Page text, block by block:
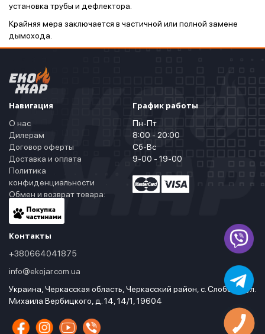
установка трубы и дефлектора.
Крайняя мера заключается в частичной или полной замене
дымохода.
Навигация
О нас
Дилерам
Договор оферты
Доставка и оплата
Политика
конфиденциальности
Обмен и возврат товара:
График работы
Пн-Пт
8:00 - 20:00
Сб-Вс
9-00 - 19-00
Контакты
+380664041875
info@ekojar.com.ua
Украина, Черкасская область, Черкасский район, с. Слобода, ул.
Михаила Вербицкого, д. 14, 14/1, 19604